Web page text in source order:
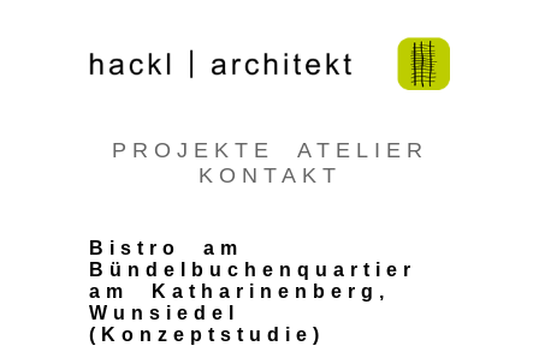
PROJEKTE ATELIER
KONTAKT
Bistro am
Bündelbuchenquartier
am Katharinenberg,
Wunsiedel
(Konzeptstudie)